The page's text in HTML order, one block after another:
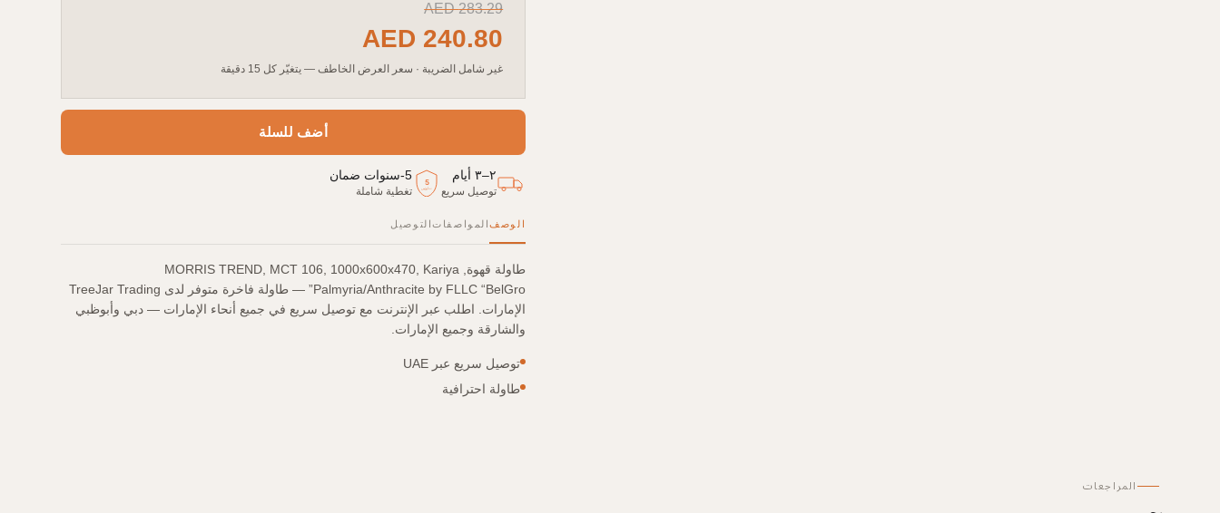
AED283.29
AED 240.80
غير شامل الضريبة · سعر العرض الخاطف — يتغيّر كل 15 دقيقة
أضف للسلة
٢–٣ أيام
توصيل سريع
5
سنوات
5
-سنوات ضمان
تغطية شاملة
الوصفالمواصفاتالتوصيل
طاولة قهوة, MORRIS TREND, MCT 106, 1000х600х470, Kariya
Palmyria/Anthracite by FLLC “BelGro” — طاولة فاخرة متوفر لدى TreeJar Trading
الإمارات. اطلب عبر الإنترنت مع توصيل سريع في جميع أنحاء الإمارات — دبي وأبوظبي
والشارقة وجميع الإمارات.
توصيل سريع عبر UAE
طاولة احترافية
المراجعات